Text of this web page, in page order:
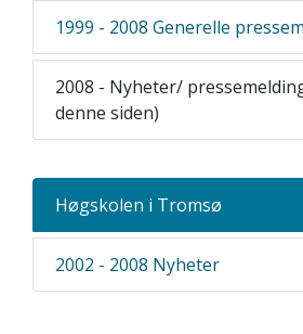
1999 - 2008 Generelle
2008 - Nyheter/
denne siden)
Høgskolen i Tromsø
2002 - 2008 Nyheter